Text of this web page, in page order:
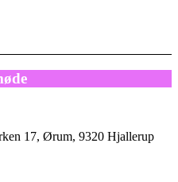
17, Ørum, 9320 Hjallerup